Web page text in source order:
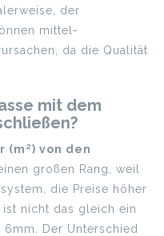
der
mittel-
da die Qualität
mit dem
(m²) von den
großen Rang, weil
die Preise höher
nicht das gleich ein
Der Unterschied